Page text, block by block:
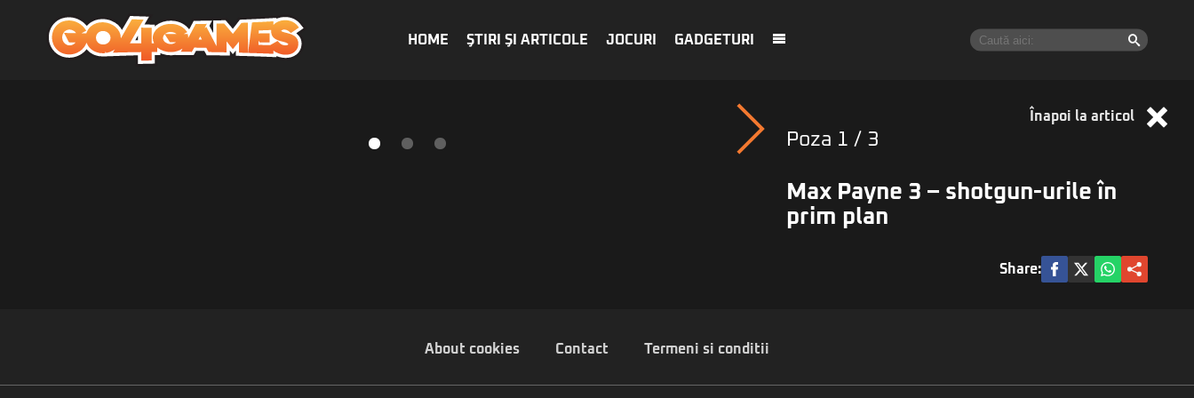
HOME ŞTIRI ŞI ARTICOLE JOCURI GADGETURI
Înapoi la articol
Poza 1 / 3
Max Payne 3 – shotgun-urile în
prim plan
Share:
About cookies Contact Termeni si conditii